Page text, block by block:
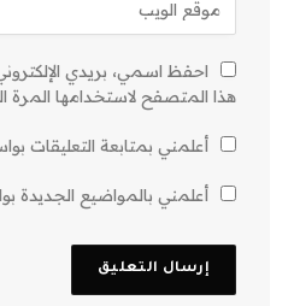
احفظ اسمي، بريدي
هذا المتصفح لاستخدامها المرة
أعلمني بمتابعة التعليقات
أعلمني بالمواضيع الجديدة